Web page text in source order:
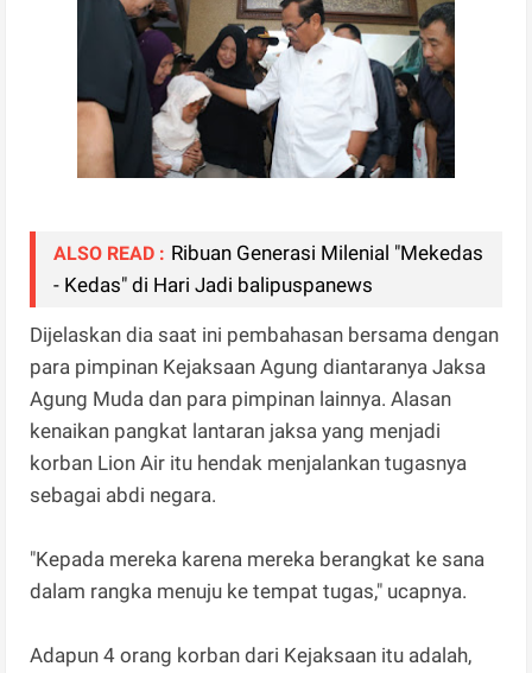
ALSO READ : Ribuan Generasi Milenial "Mekedas
- Kedas" di Hari Jadi balipuspanews
Dijelaskan dia saat ini pembahasan bersama dengan
para pimpinan Kejaksaan Agung diantaranya Jaksa
Agung Muda dan para pimpinan lainnya. Alasan
kenaikan pangkat lantaran jaksa yang menjadi
korban Lion Air itu hendak menjalankan tugasnya
sebagai abdi negara.
"Kepada mereka karena mereka berangkat ke sana
dalam rangka menuju ke tempat tugas," ucapnya.
Adapun 4 orang korban dari Kejaksaan itu adalah,